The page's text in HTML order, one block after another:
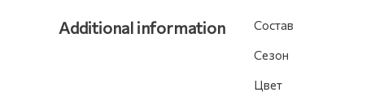
Additional information Состав
Сезон
Цвет